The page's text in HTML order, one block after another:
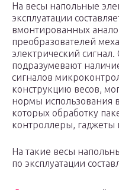
На весы напольные
эксплуатации
вмонтированных
преобразователей
электрический
подразумевают
сигналов
конструкцию весов,
нормы использования
которых обработку
контроллеры, гаджеты
На такие весы
по эксплуатации